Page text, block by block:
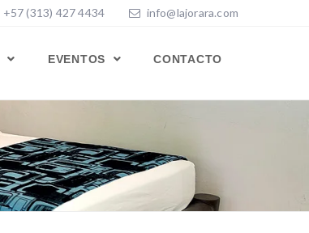
+57 (313) 427 4434 info@lajorara.com
EVENTOS CONTACTO